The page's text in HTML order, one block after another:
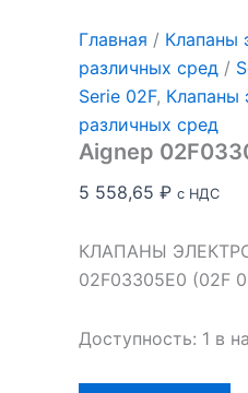
Главная / Клапаны
различных сред /
Serie 02F, Клапаны
различных сред
Aignep
5 558,65 ₽ с НДС
КЛАПАНЫ
02F03305E0 (02F
Доступность: 1 в